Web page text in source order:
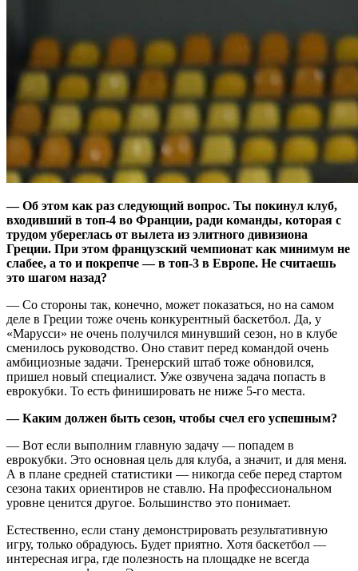
— Об этом как раз следующий вопрос. Ты покинул клуб,
входивший в топ-4 во Франции, ради команды, которая с
трудом убереглась от вылета из элитного дивизиона
Греции. При этом французский чемпионат как минимум не
слабее, а то и покрепче — в топ-3 в Европе. Не считаешь
это шагом назад?
— Со стороны так, конечно, может показаться, но на самом
деле в Греции тоже очень конкурентный баскетбол. Да, у
«Марусси» не очень получился минувший сезон, но в клубе
сменилось руководство. Оно ставит перед командой очень
амбициозные задачи. Тренерский штаб тоже обновился,
пришел новый специалист. Уже озвучена задача попасть в
еврокубки. То есть финишировать не ниже 5-го места.
— Каким должен быть сезон, чтобы счел его успешным?
— Вот если выполним главную задачу — попадем в
еврокубки. Это основная цель для клуба, а значит, и для меня.
А в плане средней статистики — никогда себе перед стартом
сезона таких ориентиров не ставлю. На профессиональном
уровне ценится другое. Большинство это понимает.
Естественно, если стану демонстрировать результативную
игру, только обрадуюсь. Будет приятно. Хотя баскетбол —
интересная игра, где полезность на площадке не всегда